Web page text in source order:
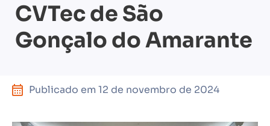
CVTec de São
Gonçalo do Amarante
Publicado em 12 de novembro de 2024